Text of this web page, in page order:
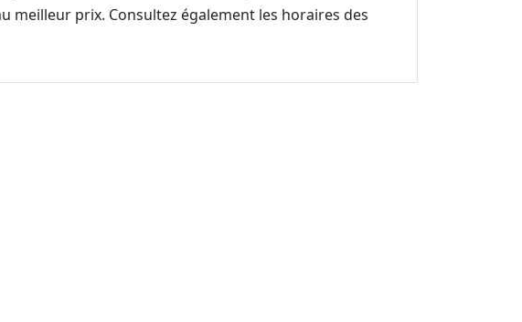
meilleur prix. Consultez également les horaires des